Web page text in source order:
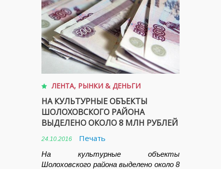
ЛЕНТА, РЫНКИ & ДЕНЬГИ
НА КУЛЬТУРНЫЕ ОБЪЕКТЫ
ШОЛОХОВСКОГО РАЙОНА
ВЫДЕЛЕНО ОКОЛО 8 МЛН РУБЛЕЙ
24.10.2016 Печать
На культурные объекты
Шолоховского района выделено около 8